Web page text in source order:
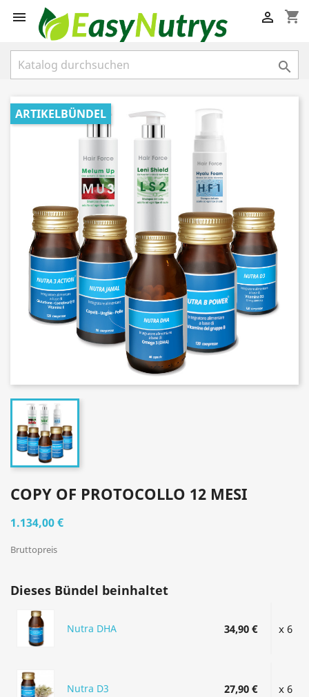
 shopping_cart


ARTIKELBÜNDEL
COPY OF PROTOCOLLO 12 MESI
1.134,00 €
Bruttopreis
Dieses Bündel beinhaltet
Nutra DHA 34,90 € x 6
Nutra D3 27,90 € x 6